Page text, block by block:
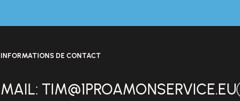
INFORMATIONS DE CONTACT
MAIL: TIM@1PROAMONSERVICE.EU